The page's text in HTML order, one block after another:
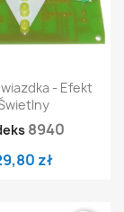
- Efekt
8940
zł